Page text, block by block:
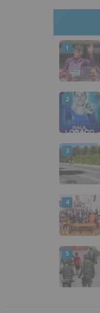
1
2
3
4
5